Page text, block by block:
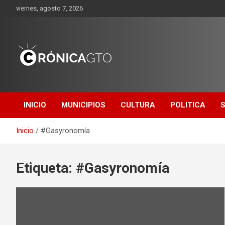
viernes, agosto 7, 2026
GUANAJUATO
INICIO MUNICIPIOS CULTURA POLITICA
Inicio #Gasyronomía
Etiqueta: #Gasyronomía